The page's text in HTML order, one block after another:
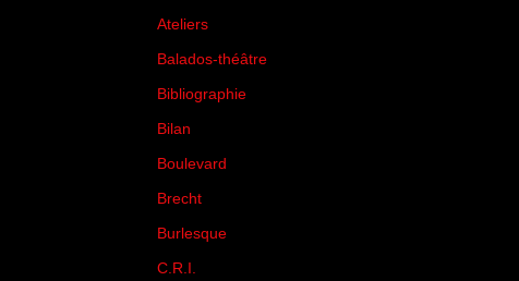
Ateliers
Balados-théâtre
Bibliographie
Bilan
Boulevard
Brecht
Burlesque
C.R.I.